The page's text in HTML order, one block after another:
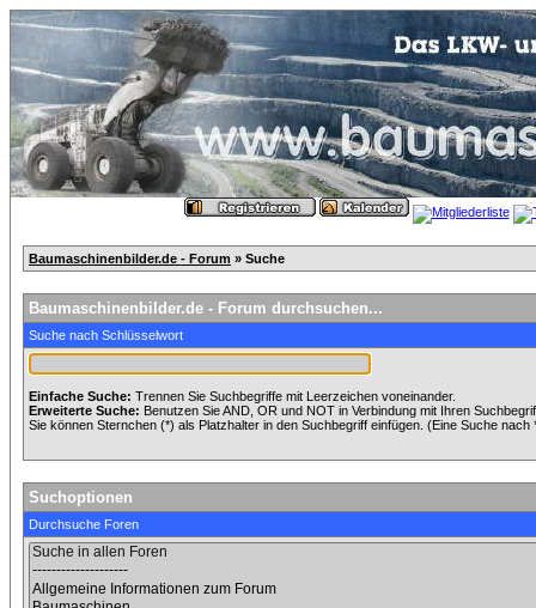
Baumaschinenbilder.de - Forum » Suche
Baumaschinenbilder.de - Forum durchsuchen...
Suche nach Schlüsselwort
Einfache Suche: Trennen Sie Suchbegriffe mit Leerzeichen voneinander.
Erweiterte Suche: Benutzen Sie AND, OR und NOT in Verbindung mit Ihren
Sie können Sternchen (*) als Platzhalter in den Suchbegriff einfügen. (Eine Suche
Suchoptionen
Durchsuche Foren